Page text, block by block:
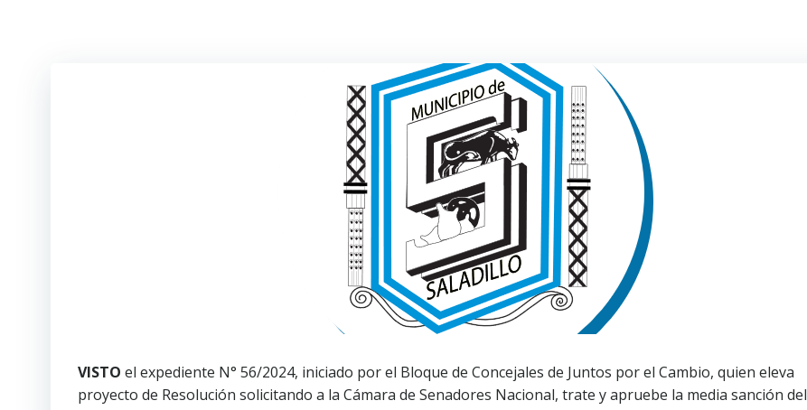
VISTO el expediente N° 56/2024, iniciado por el Bloque de Concejales de Juntos por el Cambio, quien eleva
proyecto de Resolución solicitando a la Cámara de Senadores Nacional, trate y apruebe la media sanción del